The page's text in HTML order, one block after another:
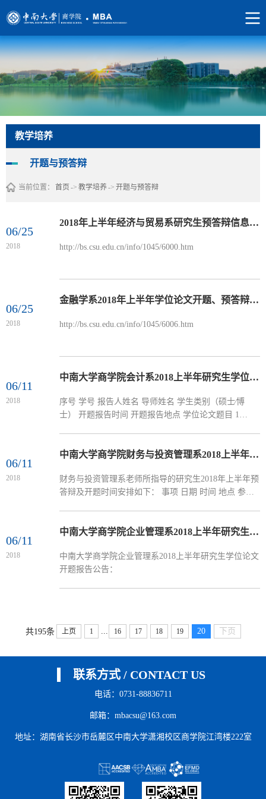
教学培养
开题与预答辩
当前位置： 首页 -> 教学培养-> 开题与预答辩
06/25
2018
2018年上半年经济与贸易系研究生预答辩信息公告（二）
http://bs.csu.edu.cn/info/1045/6000.htm
06/25
2018
金融学系2018年上半年学位论文开题、预答辩公示
http://bs.csu.edu.cn/info/1045/6006.htm
06/11
2018
中南大学商学院会计系2018上半年研究生学位论文开题报告公告01
序号 学号 报告人姓名 导师姓名 学生类别（硕士∕博
士） 开题报告时间 开题报告地点 学位论文题目 1
06/11
2018
中南大学商学院财务与投资管理系2018上半年预答辩及开题时间安排
财务与投资管理系老师所指导的研究生2018年上半年预
答辩及开题时间安排如下： 事项 日期 时间 地点 参加
06/11
2018
中南大学商学院企业管理系2018上半年研究生学位论文开题报告公告
中南大学商学院企业管理系2018上半年研究生学位论文
开题报告公告：
共195条 上页 1 16 17 18 19 20 下页
联系方式 / CONTACT US
电话：0731-88836711
邮箱：mbacsu@163.com
地址：湖南省长沙市岳麓区中南大学潇湘校区商学院江湾楼222室